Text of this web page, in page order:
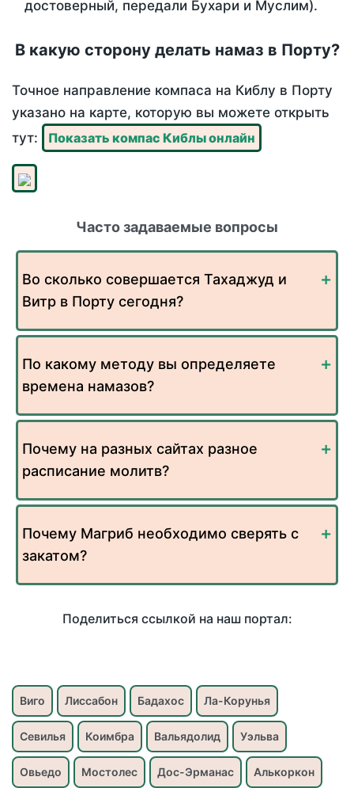
достоверный, передали Бухари и Муслим).
В какую сторону делать намаз в Порту?
Точное направление компаса на Киблу в Порту
указано на карте, которую вы можете открыть
тут:
Показать компас Киблы онлайн
Часто задаваемые вопросы
Во сколько совершается Тахаджуд и
Витр в Порту сегодня?
По какому методу вы определяете
времена намазов?
Почему на разных сайтах разное
расписание молитв?
Почему Магриб необходимо сверять с
закатом?
Поделиться ссылкой на наш портал:
Виго Лиссабон Бадахос Ла-Корунья
Севилья Коимбра Вальядолид Уэльва
Овьедо Мостолес Дос-Эрманас Алькоркон